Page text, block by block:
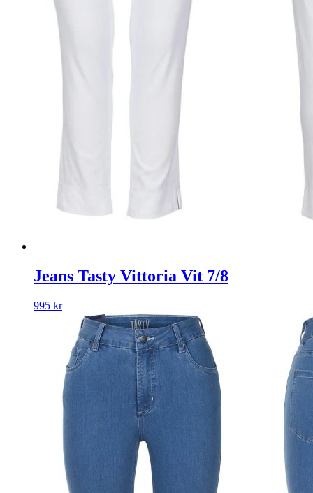
Jeans Tasty Vittoria Vit 7/8
995 kr